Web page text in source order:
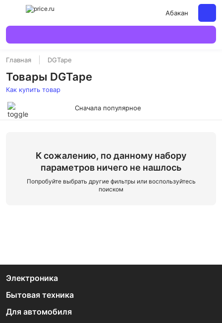
Абакан
Главная DGTape
Товары DGTape
Как купить товар
Сначала популярное
К сожалению, по данному набору
параметров ничего не нашлось
Попробуйте выбрать другие фильтры или воспользуйтесь
поиском
Электроника
Бытовая техника
Для автомобиля